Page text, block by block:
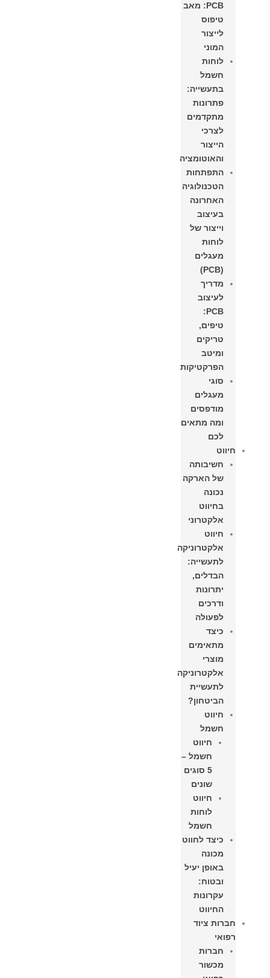
PCB: מאב
טיפוס
לייצור
המוני
לוחות
חשמל
בתעשייה:
פתרונות
מתקדמים
לצרכי
הייצור
והאוטומציה
התפתחות
הטכנולוגיה
האחרונה
בעיצוב
וייצור של
לוחות
מעגלים
מדריך
לעיצוב
PCB:
טיפים,
טריקים
ומיטב
הפרקטיקות
סוגי
מעגלים
מודפסים
ומה מתאים
לכם
חיווט
חשיבותה
של הארקה
נכונה
בחיווט
אלקטרוני
חיווט
אלקטרוניקה
לתעשייה:
הבדלים,
יתרונות
ודרכים
לפעולה
כיצד
מתאימים
מוצרי
אלקטרוניקה
לתעשיית
הביטחון?
חיווט
חשמל
חיווט
חשמל –
5 סוגים
שונים
חיווט
לוחות
חשמל​
כיצד לחווט
מכונה
באופן יעיל
ובטוח:
עקרונות
החיווט
חברות ציוד
רפואי
חברות
מכשור